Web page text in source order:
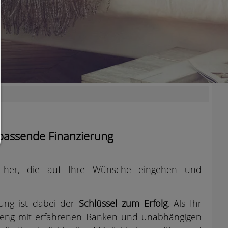
Finanzierung
her, die auf Ihre Wünsche eingehen und
ist dabei der Schlüssel zum Erfolg. Als Ihr
mit erfahrenen Banken und unabhängigen
Es werden nur Drittanbieter-Inhalte oder die Cookie-Arten zugelassen
Sie können Ihre Cookie-Einstellung jederzeit hier ändern:
Cookie-Details|
zurück